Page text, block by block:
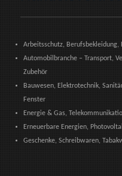
Arbeitsschutz, Berufsbekleidung,
Automobilbranche – Transport,
Zubehör
Bauwesen, Elektrotechnik,
Fenster
Energie & Gas,
Erneuerbare Energien,
Geschenke, Schreibwaren,